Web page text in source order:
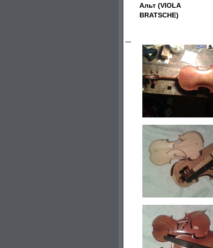
Альт (VIOLA
BRATSCHE)